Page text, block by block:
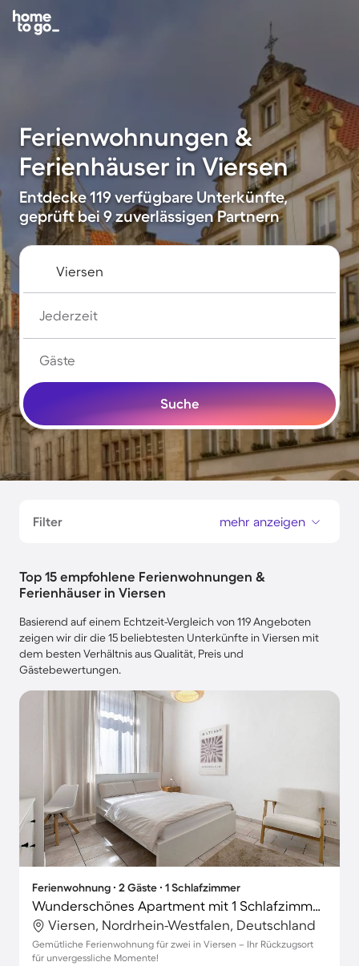
Ferienwohnungen &
Ferienhäuser in Viersen
Entdecke 119 verfügbare Unterkünfte,
geprüft bei 9 zuverlässigen Partnern
Jederzeit
Gäste
Suche
Filter mehr anzeigen
Top 15 empfohlene Ferienwohnungen &
Ferienhäuser in Viersen
Basierend auf einem Echtzeit-Vergleich von 119 Angeboten
zeigen wir dir die 15 beliebtesten Unterkünfte in Viersen mit
dem besten Verhältnis aus Qualität, Preis und
Gästebewertungen.
Ferienwohnung ∙ 2 Gäste ∙ 1 Schlafzimmer
Wunderschönes Apartment mit 1 Schlafzimmer für 2 Personen
Viersen, Nordrhein-Westfalen, Deutschland
Gemütliche Ferienwohnung für zwei in Viersen – Ihr Rückzugsort
für unvergessliche Momente!